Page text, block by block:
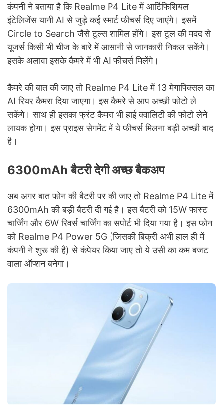
कंपनी ने बताया है कि Realme P4 Lite में आर्टिफिशियल
इंटेलिजेंस यानी AI से जुड़े कई स्मार्ट फीचर्स दिए जाएंगे। इसमें
Circle to Search जैसे टूल्स शामिल होंगे। इस टूल की मदद से
यूजर्स किसी भी चीज के बारे में आसानी से जानकारी निकल सकेंगे।
इसके अलावा इसके कैमरे में भी AI फीचर्स मिलेंगे।
कैमरे की बात की जाए तो Realme P4 Lite में 13 मेगापिक्सल का
AI रियर कैमरा दिया जाएगा। इस कैमरे से आप अच्छी फोटो ले
सकेंगे। साथ ही इसका फ्रंट कैमरा भी हाई क्वालिटी की फोटो लेने
लायक होगा। इस प्राइस सेगमेंट में ये फीचर्स मिलना बड़ी अच्छी बाद
है।
6300mAh बैटरी देगी अच्छ बैकअप
अब अगर बात फोन की बैटरी पर की जाए तो Realme P4 Lite में
6300mAh की बड़ी बैटरी दी गई है। इस बैटरी को 15W फास्ट
चार्जिंग और 6W रिवर्स चार्जिंग का सपोर्ट भी दिया गया है। इस फोन
को Realme P4 Power 5G (जिसकी बिक्री अभी हाल ही में
कंपनी ने शुरू की है) से कंपेयर किया जाए तो ये उसी का कम बजट
वाला ऑप्शन बनेगा।